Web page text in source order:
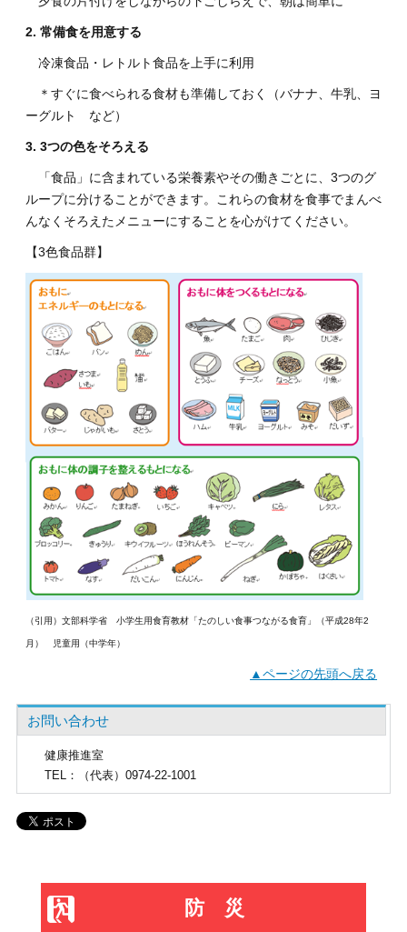
2. 常備食を用意する
冷凍食品・レトルト食品を上手に利用
＊すぐに食べられる食材も準備しておく（バナナ、牛乳、ヨ
ーグルト など）
3. 3つの色をそろえる
「食品」に含まれている栄養素やその働きごとに、3つのグ
ループに分けることができます。これらの食材を食事でまんべ
んなくそろえたメニューにすることを心がけてください。
【3色食品群】
（引用）文部科学省 小学生用食育教材「たのしい食事つながる食育」（平成28年2
月） 児童用（中学年）
▲ページの先頭へ戻る
お問い合わせ
健康推進室
TEL ：（代表）0974-22-1001
防災